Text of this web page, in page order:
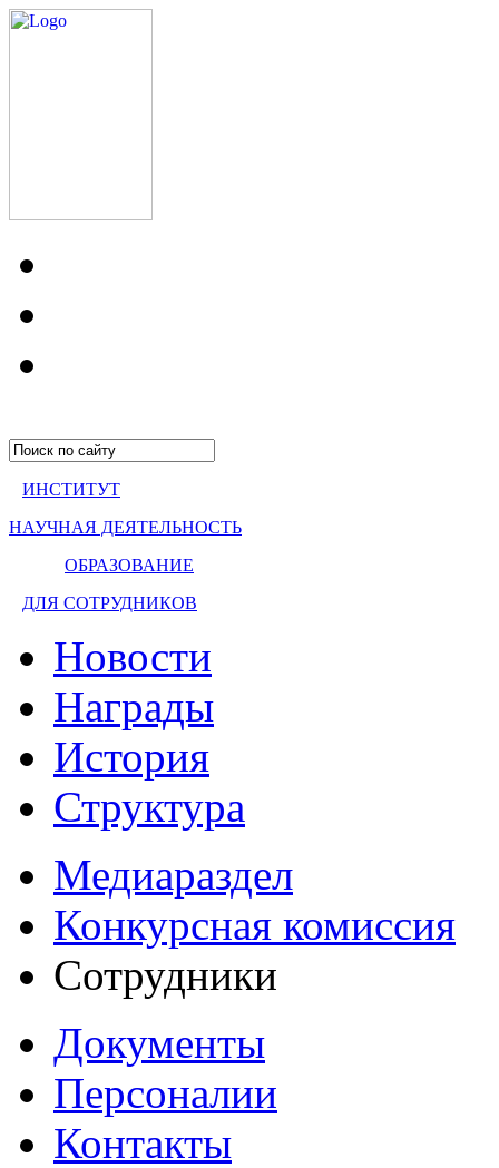
ИНСТИТУТ
НАУЧНАЯ ДЕЯТЕЛЬНОСТЬ
ОБРАЗОВАНИЕ
ДЛЯ СОТРУДНИКОВ
Новости
Награды
История
Структура
Медиараздел
Конкурсная комиссия
Сотрудники
Документы
Персоналии
Контакты